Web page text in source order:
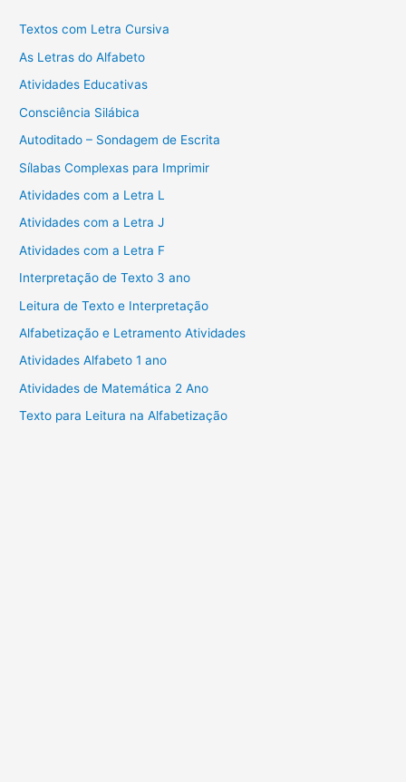
Textos com Letra Cursiva
As Letras do Alfabeto
Atividades Educativas
Consciência Silábica
Autoditado – Sondagem de Escrita
Sílabas Complexas para Imprimir
Atividades com a Letra L
Atividades com a Letra J
Atividades com a Letra F
Interpretação de Texto 3 ano
Leitura de Texto e Interpretação
Alfabetização e Letramento Atividades
Atividades Alfabeto 1 ano
Atividades de Matemática 2 Ano
Texto para Leitura na Alfabetização